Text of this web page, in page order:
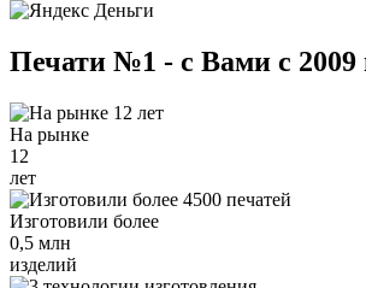
Печати №1 - с Вами с 2009
На рынке
12
лет
Изготовили более
0,5 млн
изделий